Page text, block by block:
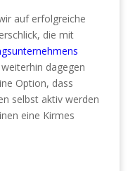
auf erfolgreiche
die mit
dagegen
Option, dass
selbst aktiv werden
eine Kirmes